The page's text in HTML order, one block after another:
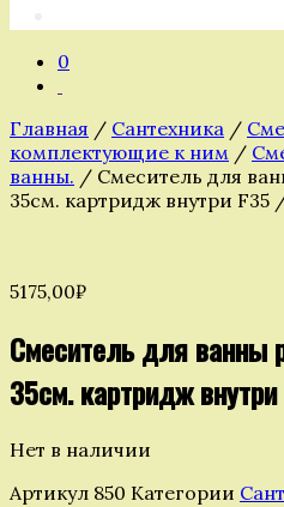
0
Главная / Сантехника /
комплектующие к ним /
ванны. / Смеситель для
35см. картридж внутри F35
5175,00₽
Смеситель для ванны
35см. картридж
Нет в наличии
Артикул 850 Категории